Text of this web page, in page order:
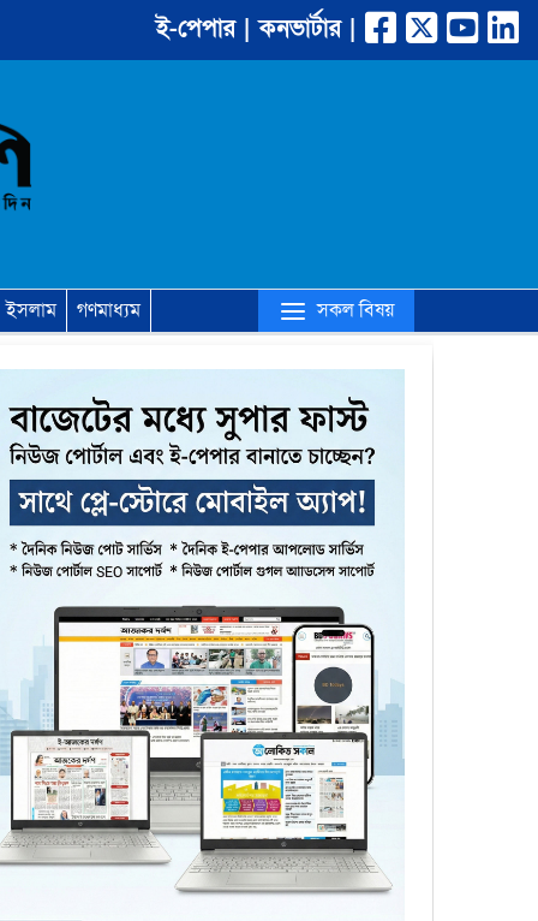
ই-পেপার |
(current) কনভার্টার |
ইসলাম গণমাধ্যম সকল বিষয়